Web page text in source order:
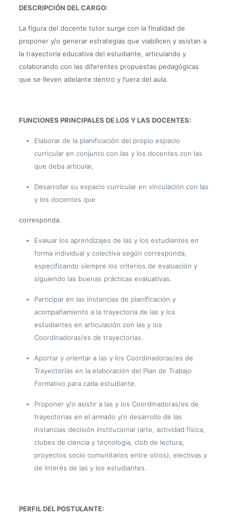
DESCRIPCIÓN DEL CARGO:
La figura del docente tutor surge con la finalidad de
proponer y/o generar estrategias que viabilicen y asistan a
la trayectoria educativa del estudiante, articulando y
colaborando con las diferentes propuestas pedagógicas
que se lleven adelante dentro y fuera del aula.
FUNCIONES PRINCIPALES DE LOS Y LAS DOCENTES:
Elaborar de la planificación del propio espacio
curricular en conjunto con las y los docentes con las
que deba articular,
Desarrollar su espacio curricular en vinculación con las
y los docentes que
corresponda.
Evaluar los aprendizajes de las y los estudiantes en
forma individual y colectiva según corresponda,
especificando siempre los criterios de evaluación y
siguiendo las buenas prácticas evaluativas.
Participar en las instancias de planificación y
acompañamiento a la trayectoria de las y los
estudiantes en articulación con las y los
Coordinadoras/es de trayectorias.
Aportar y orientar a las y los Coordinadoras/es de
Trayectorias en la elaboración del Plan de Trabajo
Formativo para cada estudiante.
Proponer y/o asistir a las y los Coordinadoras/es de
trayectorias en el armado y/o desarrollo de las
instancias decisión institucional (arte, actividad física,
clubes de ciencia y tecnología, club de lectura,
proyectos socio comunitarios entre otros), electivas y
de interés de las y los estudiantes.
PERFIL DEL POSTULANTE: